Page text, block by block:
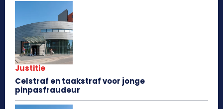
Justitie
Celstraf en taakstraf voor jonge
pinpasfraudeur